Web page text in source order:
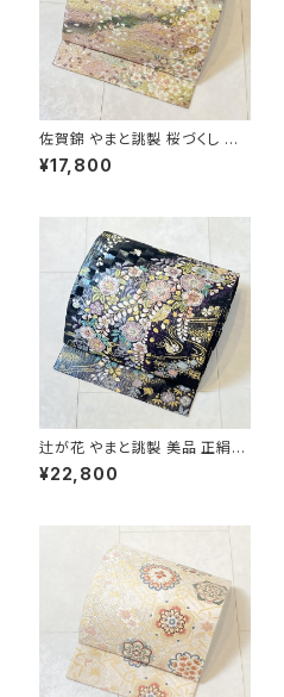
佐賀錦 やまと誂製 桜づくし 袋
帯 正絹 金銀糸 ラメ ピンク 白
722
¥17,800
辻が花 やまと誂製 美品 正絹
金糸 袋帯 黒 紺 紫 パステルカ
ラー 702
¥22,800